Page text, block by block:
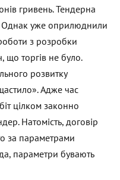
гривень. Тендерна
Однак уже оприлюднили
з розробки
що торгів не було.
розвитку
Адже час
цілком законно
Натомість, договір
за параметрами
параметри бувають